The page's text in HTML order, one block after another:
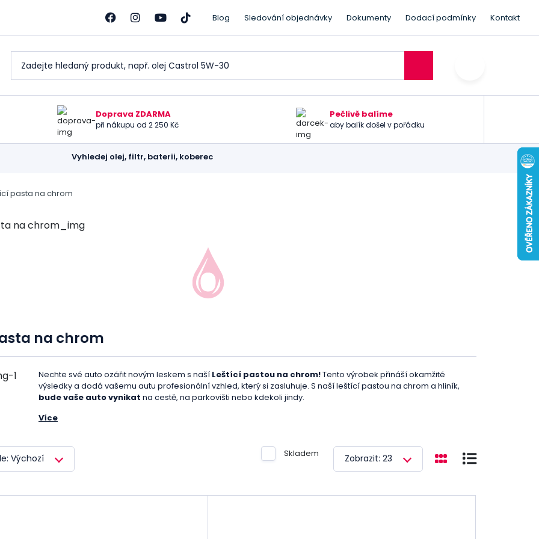
Blog Sledování objednávky Dokumenty Dodací podmínky Kontakt
Doprava ZDARMA
při nákupu od 2 250 Kč
Pečlivě balíme
aby balík došel v pořádku
Vyhledej olej, filtr, baterii, koberec
pasta na chrom
na chrom
Nechte své auto ozářit novým leskem s naší Leštící pastou na chrom!Tento výrobek přináší okamžité
výsledky a dodá vašemu autu profesionální vzhled, který si zasluhuje. S naší leštící pastou na chrom a hliník,
bude vaše auto vynikat na cestě, na parkovišti nebo kdekoli jindy.
Více
účinná. Jednoduchá aplikace je další výhodou. Stačí pastu před použitím pořádně promíchat, rovnoměrně
nanést mikrovláknovou utěrkou na celý leštěný povrch a vidět, jak
vaše auto získává nový lesk
. Pokud se
Výchozí Skladem Zobrazit: 23